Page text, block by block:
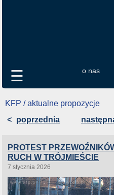
o nas
☰
KFP / aktualne propozycje
< poprzednia
PROTEST
RUCH W TRÓJMIEŚCIE
7 stycznia 2026